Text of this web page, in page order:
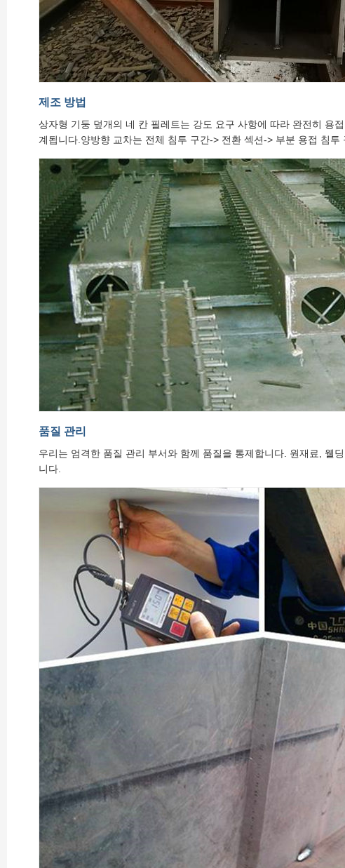
제조 방법
상자형 기둥 덮개의 네 칸 필레트는 강도 요구 사항에 따라 완전히 용
계됩니다.양방향 교차는 전체 침투 구간-> 전환 섹션-> 부분 용접 침투
품질 관리
우리는 엄격한 품질 관리 부서와 함께 품질을 통제합니다. 원재료, 웰
니다.